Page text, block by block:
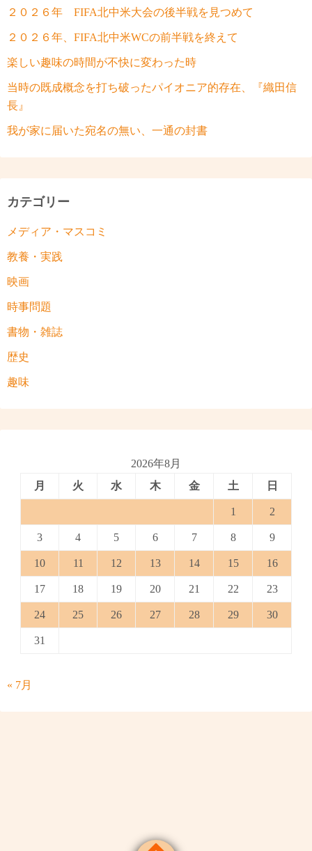
２０２６年 FIFA北中米大会の後半戦を見つめて
２０２６年、FIFA北中米WCの前半戦を終えて
楽しい趣味の時間が不快に変わった時
当時の既成概念を打ち破ったパイオニア的存在、『織田信
長』
我が家に届いた宛名の無い、一通の封書
カテゴリー
メディア・マスコミ
教養・実践
映画
時事問題
書物・雑誌
歴史
趣味
2026年8月
月
火 水 木 金 土 日
1 2
3 4 5 6 7 8 9
10 11 12 13 14 15 16
17 18 19 20 21 22 23
24 25 26 27 28 29 30
31
« 7月